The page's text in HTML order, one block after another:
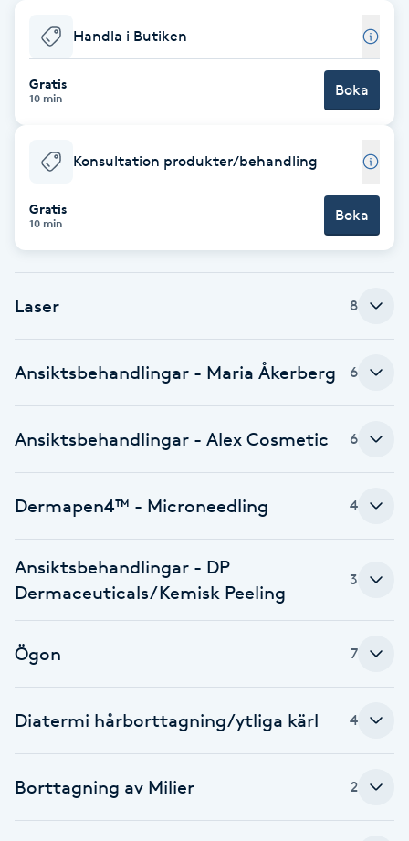
Babylights
Balayage
Barber
Blowout
Brynformning
Brynplockning
Bröllopsuppsättning
C
Celluliter
Coachning
Cryoterapi
Handla i Butiken
Gratis
10 min Boka
Konsultation produkter/behandling
Gratis
10 min Boka
Laser 8
Ansiktsbehandlingar - Maria Åkerberg 6
Ansiktsbehandlingar - Alex Cosmetic 6
Dermapen4™ - Microneedling 4
Ansiktsbehandlingar - DP
Dermaceuticals/Kemisk Peeling
3
Ögon 7
Diatermi hårborttagning/ytliga kärl 4
Borttagning av Milier 2